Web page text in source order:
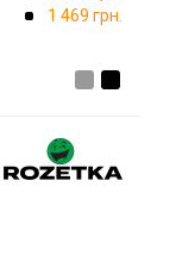
1 469 грн.